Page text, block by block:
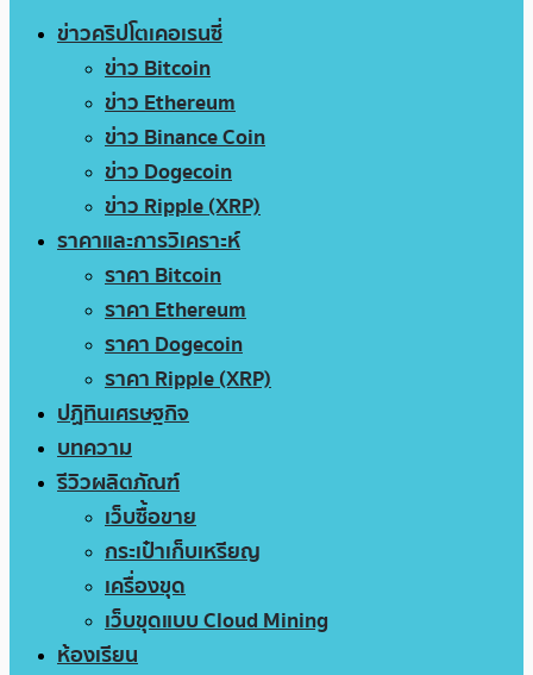
ข่าวคริปโตเคอเรนซี่
ข่าว Bitcoin
ข่าว Ethereum
ข่าว Binance Coin
ข่าว Dogecoin
ข่าว Ripple (XRP)
ราคาและการวิเคราะห์
ราคา Bitcoin
ราคา Ethereum
ราคา Dogecoin
ราคา Ripple (XRP)
ปฏิทินเศรษฐกิจ
บทความ
รีวิวผลิตภัณฑ์
เว็บซื้อขาย
กระเป๋าเก็บเหรียญ
เครื่องขุด
เว็บขุดแบบ Cloud Mining
ห้องเรียน